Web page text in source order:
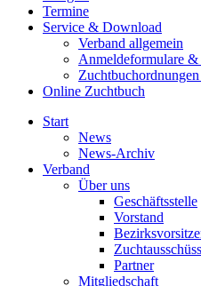
Termine
Service & Download
Verband allgemein
Anmeldeformulare &
Online Zuchtbuch
Start
News
News-Archiv
Verband
Über uns
Geschäftsstelle
Vorstand
Partner
Mitgliedschaft